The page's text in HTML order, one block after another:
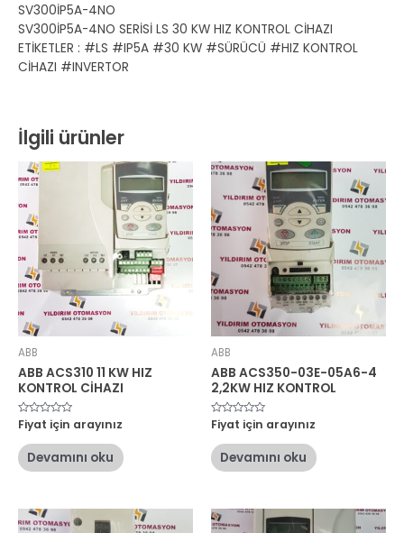
SV300İP5A-4NO
SV300İP5A-4NO SERİSİ LS 30 KW HIZ KONTROL CİHAZI
ETİKETLER : #LS #IP5A #30 KW #SÜRÜCÜ #HIZ KONTROL
CİHAZI #INVERTOR
İlgili ürünler
ABB
ABB ACS310 11 KW HIZ
KONTROL CİHAZI
5
üzerinden
oy
aldı
Fiyat için arayınız
Devamını oku
ABB
ABB ACS350-03E-05A6-4
2,2KW HIZ KONTROL
5
üzerinden
oy
aldı
Fiyat için arayınız
Devamını oku